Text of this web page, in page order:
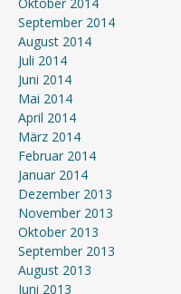
September 2014
August 2014
Juli 2014
Juni 2014
Mai 2014
April 2014
März 2014
Februar 2014
Januar 2014
Dezember 2013
November 2013
Oktober 2013
September 2013
August 2013
Juni 2013